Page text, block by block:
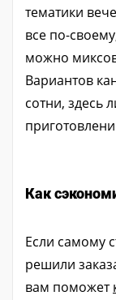
тематики
все по-
можно
Вариантов
сотни, здесь
Как
Если самому
решили
вам поможет